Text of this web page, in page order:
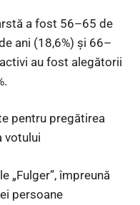
a fost 56–65 de
ani (18,6%) și 66–
au fost alegătorii
pentru pregătirea
votului
„Fulger”, împreună
persoane